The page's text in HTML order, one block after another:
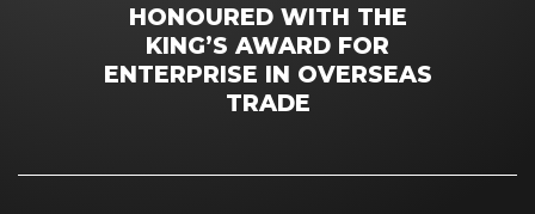
HONOURED WITH THE
KING’S AWARD FOR
ENTERPRISE IN OVERSEAS
TRADE